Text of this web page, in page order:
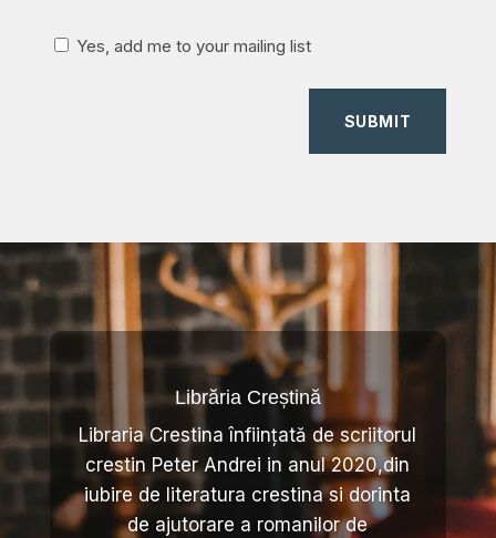
Yes, add me to your mailing list
SUBMIT
Librăria Creștină
Libraria Crestina înființată de scriitorul
crestin Peter Andrei in anul 2020,din
iubire de literatura crestina si dorinta
de ajutorare a romanilor de